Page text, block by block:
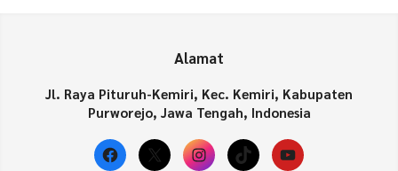
Alamat
Jl. Raya Pituruh-Kemiri, Kec. Kemiri, Kabupaten
Purworejo, Jawa Tengah, Indonesia
Facebook
X Instagram
TikTokYouTube